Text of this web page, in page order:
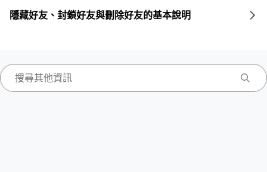
隱藏好友、封鎖好友與刪除好友的基本說明